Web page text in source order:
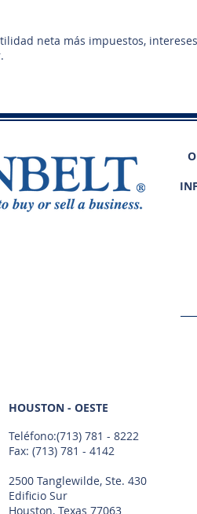
neta más impuestos,
HOUSTON - OESTE
Teléfono:(713) 781 - 8222
Fax: (713) 781 - 4142
2500 Tanglewilde, Ste. 430
Edificio Sur
Houston, Texas 77063